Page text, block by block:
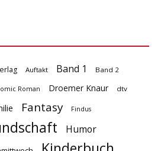
Auftakt Band 1 Band 2
Roman Droemer Knaur dtv
Fantasy Findus
Humor